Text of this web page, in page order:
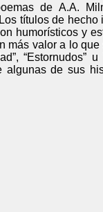
de A.A.
títulos de
humorísticos y
valor a lo
de sus